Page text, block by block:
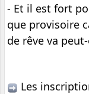
- Et il est fort
que provisoire
de rêve va
Les